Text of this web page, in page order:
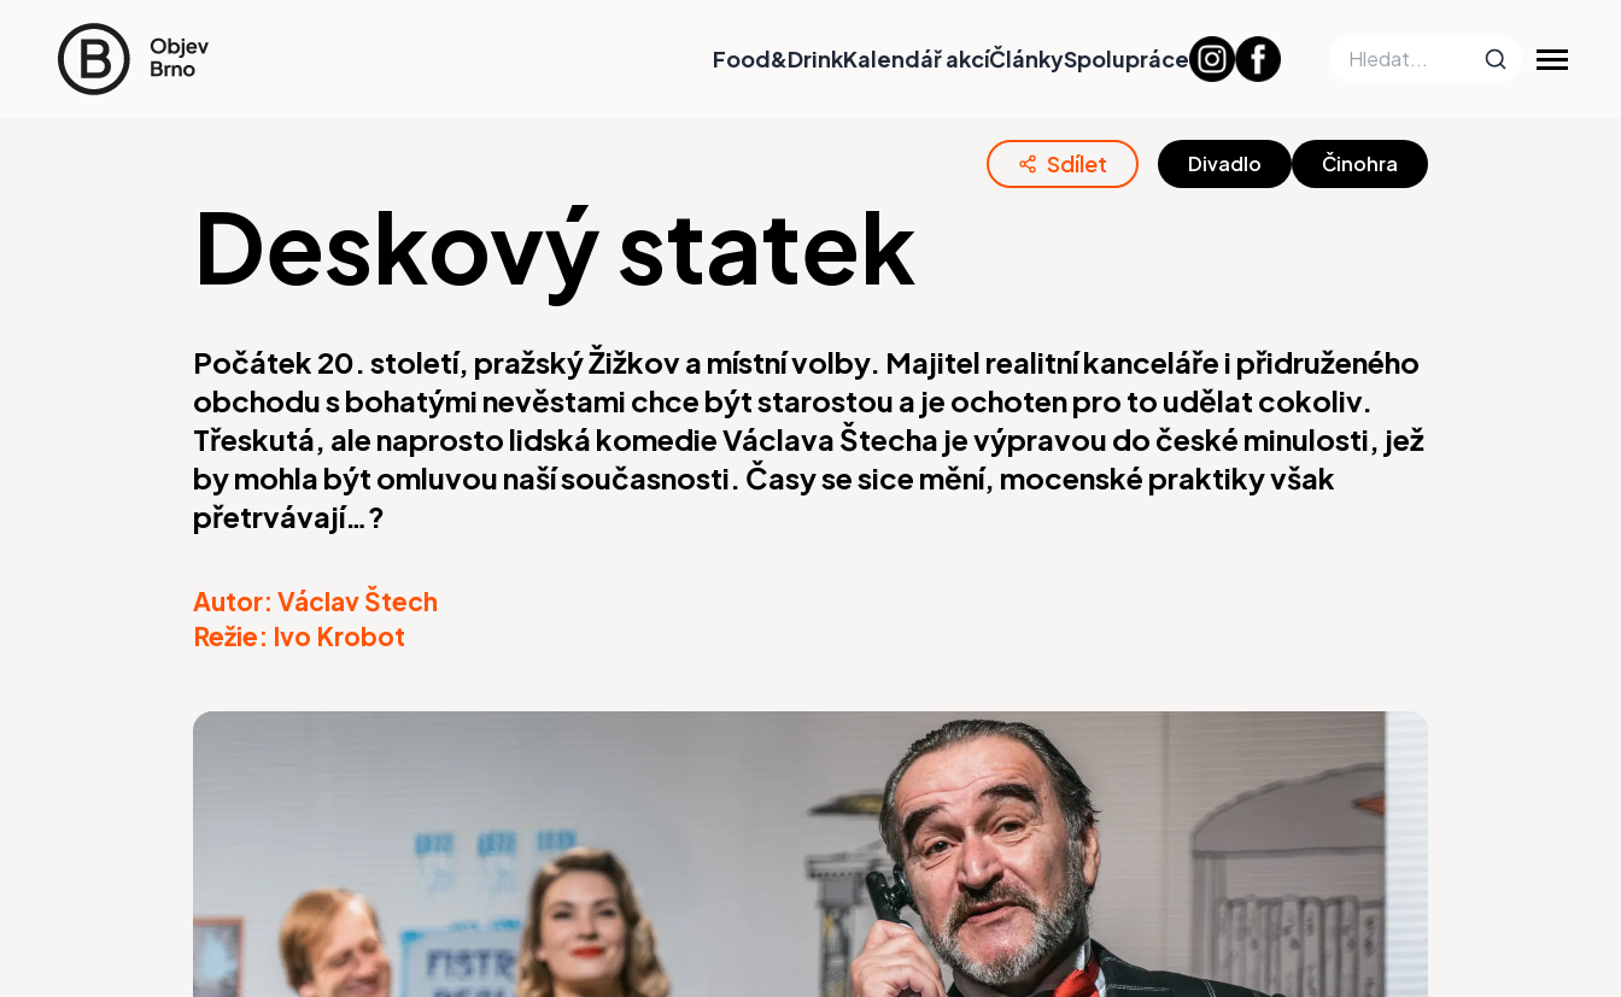
Food&DrinkKalendář akcíČlánkySpolupráce
Sdílet Divadlo Činohra
Deskový statek
Počátek 20. století, pražský Žižkov a místní volby. Majitel realitní kanceláře i přidruženého
obchodu s bohatými nevěstami chce být starostou a je ochoten pro to udělat cokoliv.
Třeskutá, ale naprosto lidská komedie Václava Štecha je výpravou do české minulosti, jež
by mohla být omluvou naší současnosti. Časy se sice mění, mocenské praktiky však
přetrvávají…?
Autor: Václav Štech
Režie: Ivo Krobot